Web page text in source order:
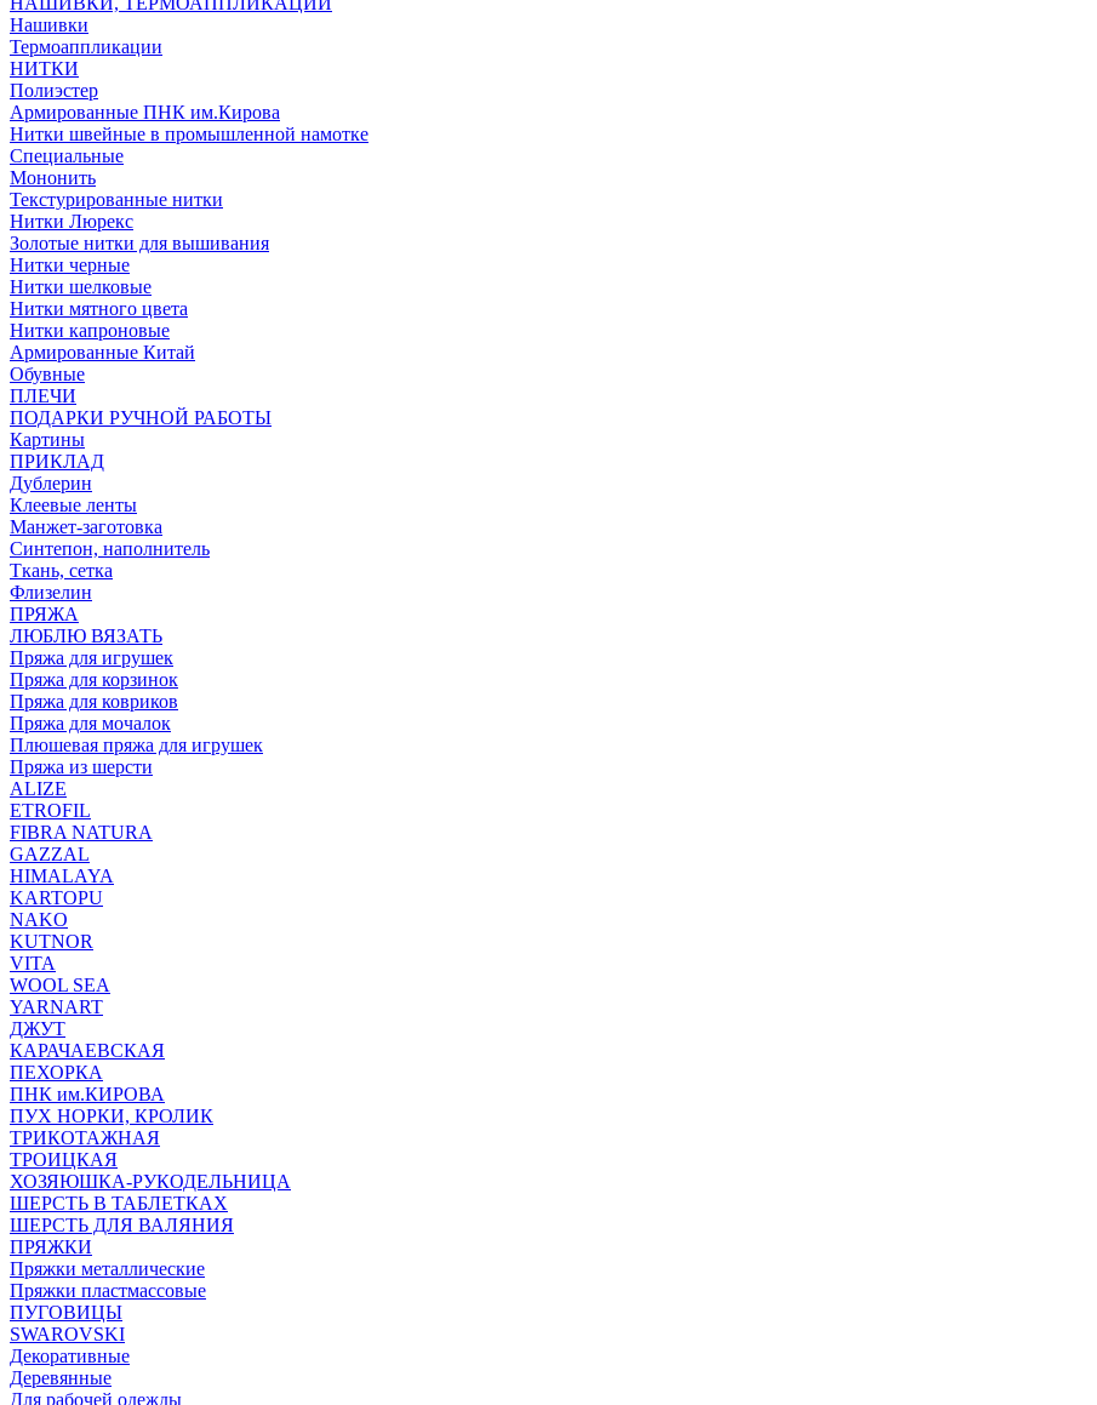
Нашивки
Термоаппликации
НИТКИ
Полиэстер
Армированные ПНК им.Кирова
Нитки швейные в промышленной намотке
Специальные
Мононить
Текстурированные нитки
Нитки Люрекс
Золотые нитки для вышивания
Нитки черные
Нитки шелковые
Нитки мятного цвета
Нитки капроновые
Армированные Китай
Обувные
ПЛЕЧИ
ПОДАРКИ РУЧНОЙ РАБОТЫ
Картины
ПРИКЛАД
Дублерин
Клеевые ленты
Манжет-заготовка
Синтепон, наполнитель
Ткань, сетка
Флизелин
ПРЯЖА
ЛЮБЛЮ ВЯЗАТЬ
Пряжа для игрушек
Пряжа для корзинок
Пряжа для ковриков
Пряжа для мочалок
Плюшевая пряжа для игрушек
Пряжа из шерсти
ALIZE
ETROFIL
FIBRA NATURA
GAZZAL
HIMALAYA
KARTOPU
NAKO
KUTNOR
VITA
WOOL SEA
YARNART
ДЖУТ
КАРАЧАЕВСКАЯ
ПЕХОРКА
ПНК им.КИРОВА
ПУХ НОРКИ, КРОЛИК
ТРИКОТАЖНАЯ
ТРОИЦКАЯ
ХОЗЯЮШКА-РУКОДЕЛЬНИЦА
ШЕРСТЬ В ТАБЛЕТКАХ
ШЕРСТЬ ДЛЯ ВАЛЯНИЯ
ПРЯЖКИ
Пряжки металлические
Пряжки пластмассовые
ПУГОВИЦЫ
SWAROVSKI
Декоративные
Деревянные
Для рабочей одежды